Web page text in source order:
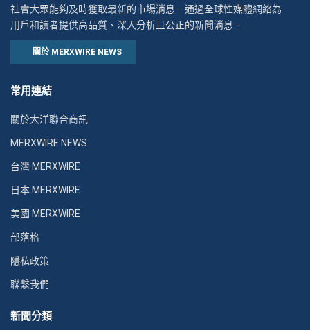
社會大眾能夠及時獲取最新的市場消息。通過全球性媒體網絡為
用戶和讀者提供高品質、深入分析且公正的新聞消息。
關於 MERXWIRE NEWS
常用連結
關於大洋聯合商訊
MERXWIRE NEWS
台灣 MERXWIRE
日本 MERXWIRE
美國 MERXWIRE
部落格
隱私政策
聯繫我們
新聞分類